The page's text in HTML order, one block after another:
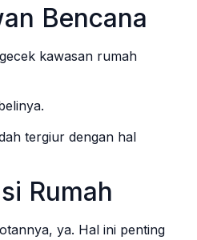
Bencana
kawasan rumah
tergiur dengan hal
Rumah
ya. Hal ini penting